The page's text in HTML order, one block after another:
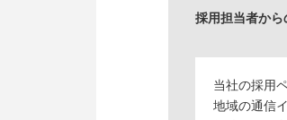
採用担当者から
当社の採用
地域の通信